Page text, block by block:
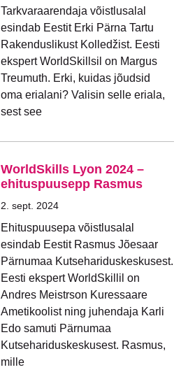
Tarkvaraarendaja võistlusalal
esindab Eestit Erki Pärna Tartu
Rakenduslikust Kolledžist. Eesti
ekspert WorldSkillsil on Margus
Treumuth. Erki, kuidas jõudsid
oma erialani? Valisin selle eriala,
sest see
WorldSkills Lyon 2024 –
ehituspuusepp Rasmus
2. sept. 2024
Ehituspuusepa võistlusalal
esindab Eestit Rasmus Jõesaar
Pärnumaa Kutsehariduskeskusest.
Eesti ekspert WorldSkillil on
Andres Meistrson Kuressaare
Ametikoolist ning juhendaja Karli
Edo samuti Pärnumaa
Kutsehariduskeskusest. Rasmus,
mille